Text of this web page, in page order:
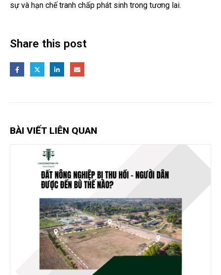
sự và hạn chế tranh chấp phát sinh trong tương lai.
Share this post
BÀI VIẾT LIÊN QUAN